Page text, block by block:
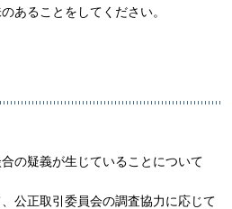
あることをしてください。
の疑義が生じていることについて
公正取引委員会の調査協力に応じて